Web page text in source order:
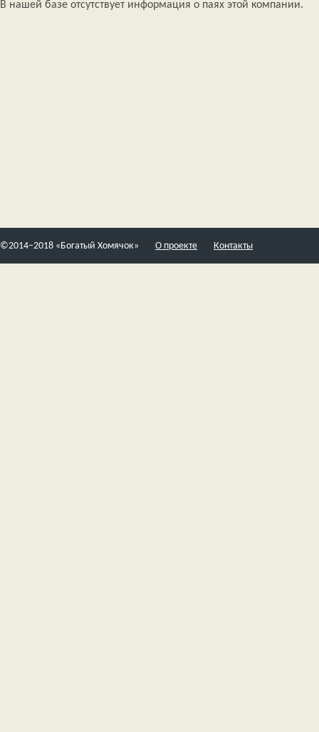
В нашей базе отсутствует информация о паях этой компании.
©2014–2018 «Богатый Хомячок» О проекте Контакты